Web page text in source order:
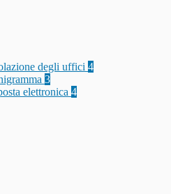
degli uffici 4
3
elettronica 4